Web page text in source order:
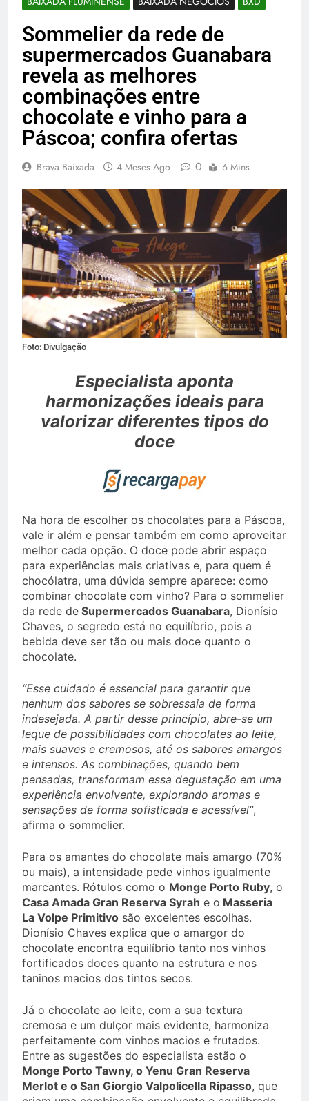
Sommelier da rede de
supermercados Guanabara
revela as melhores
combinações entre
chocolate e vinho para a
Páscoa; confira ofertas
Brava Baixada 4 Meses Ago 0 6 Mins
Foto: Divulgação
Especialista aponta
harmonizações ideais para
valorizar diferentes tipos do
doce
Na hora de escolher os chocolates para a Páscoa,
vale ir além e pensar também em como aproveitar
melhor cada opção. O doce pode abrir espaço
para experiências mais criativas e, para quem é
chocólatra, uma dúvida sempre aparece: como
combinar chocolate com vinho? Para o sommelier
da rede de Supermercados Guanabara, Dionísio
Chaves, o segredo está no equilíbrio, pois a
bebida deve ser tão ou mais doce quanto o
chocolate.
“Esse cuidado é essencial para garantir que
nenhum dos sabores se sobressaia de forma
indesejada. A partir desse princípio, abre-se um
leque de possibilidades com chocolates ao leite,
mais suaves e cremosos, até os sabores amargos
e intensos. As combinações, quando bem
pensadas, transformam essa degustação em uma
experiência envolvente, explorando aromas e
sensações de forma sofisticada e acessível”,
afirma o sommelier.
Para os amantes do chocolate mais amargo (70%
ou mais), a intensidade pede vinhos igualmente
marcantes. Rótulos como o Monge Porto Ruby, o
Casa Amada Gran Reserva Syrah e o Masseria
La Volpe Primitivo são excelentes escolhas.
Dionísio Chaves explica que o amargor do
chocolate encontra equilíbrio tanto nos vinhos
fortificados doces quanto na estrutura e nos
taninos macios dos tintos secos.
Já o chocolate ao leite, com a sua textura
cremosa e um dulçor mais evidente, harmoniza
perfeitamente com vinhos macios e frutados.
Entre as sugestões do especialista estão o
Monge Porto Tawny, o Yenu Gran Reserva
Merlot e o San Giorgio Valpolicella Ripasso, que